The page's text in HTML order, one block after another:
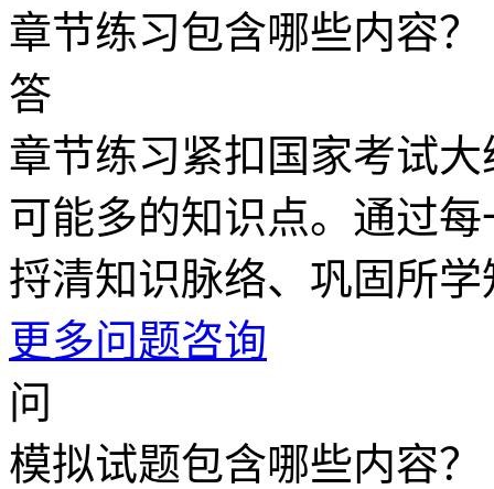
章节练习包含哪些内容？
答
章节练习紧扣国家考试
可能多的知识点。通过
捋清知识脉络、巩固所学
更多问题咨询
问
模拟试题包含哪些内容？